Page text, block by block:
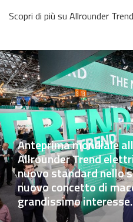
Scopri di più su Allrounder
Anteprima mondiale
Allrounder Trend
nuovo standard nello
nuovo concetto di
grandissimo interesse.